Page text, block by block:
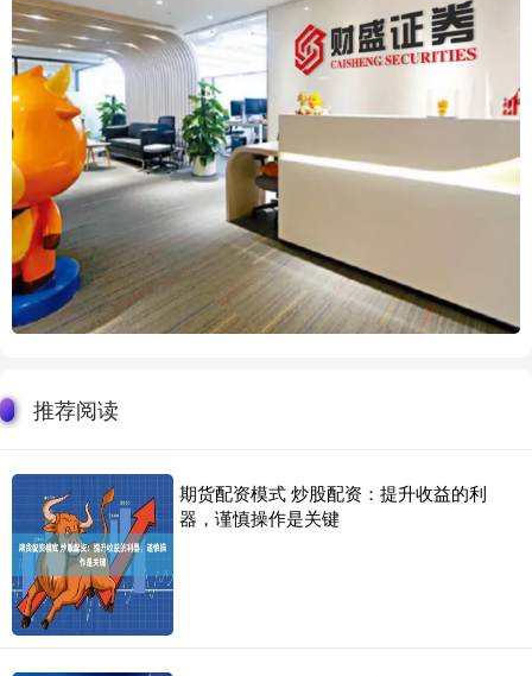
推荐阅读
期货配资模式 炒股配资：提升收益的利
器，谨慎操作是关键